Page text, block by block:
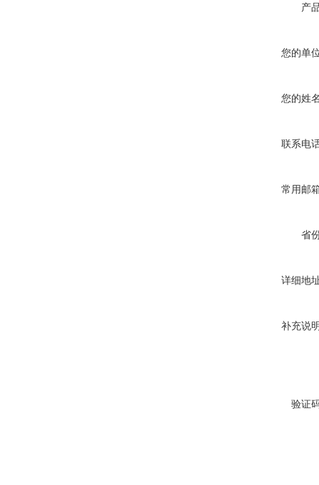
产
您的单
您的姓
联系电
常用邮
省
详细地
补充说
验证